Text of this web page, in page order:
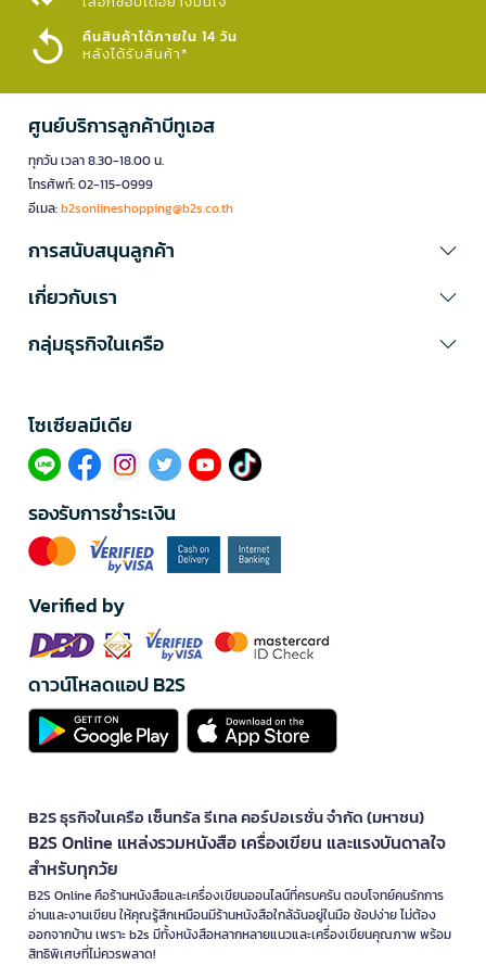
คืนสินค้าได้ภายใน 14 วัน
หลังได้รับสินค้า*
ศูนย์บริการลูกค้าบีทูเอส
ทุกวัน เวลา 8.30-18.00 น.
โทรศัพท์: 02-115-0999
อีเมล:b2sonlineshopping@b2s.co.th
การสนับสนุนลูกค้า
เกี่ยวกับเรา
กลุ่มธุรกิจในเครือ
โซเซียลมีเดีย​
รองรับการชำระเงิน
Verified by
ดาวน์โหลดแอป B2S
B2S ธุรกิจในเครือ เซ็นทรัล รีเทล คอร์ปอเรชั่น จำกัด (มหาชน)
B2S Online แหล่งรวมหนังสือ เครื่องเขียน และแรงบันดาลใจ
สำหรับทุกวัย
B2S Online คือร้านหนังสือและเครื่องเขียนออนไลน์ที่ครบครัน ตอบโจทย์คนรักการ
อ่านและงานเขียน ให้คุณรู้สึกเหมือนมีร้านหนังสือใกล้ฉันอยู่ในมือ ช้อปง่าย ไม่ต้อง
ออกจากบ้าน เพราะ b2s มีทั้งหนังสือหลากหลายแนวและเครื่องเขียนคุณภาพ พร้อม
สิทธิพิเศษที่ไม่ควรพลาด!